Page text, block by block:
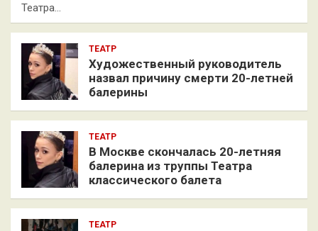
Театра…
ТЕАТР
Художественный руководитель
назвал причину смерти 20-летней
балерины
ТЕАТР
В Москве скончалась 20-летняя
балерина из труппы Театра
классического балета
ТЕАТР